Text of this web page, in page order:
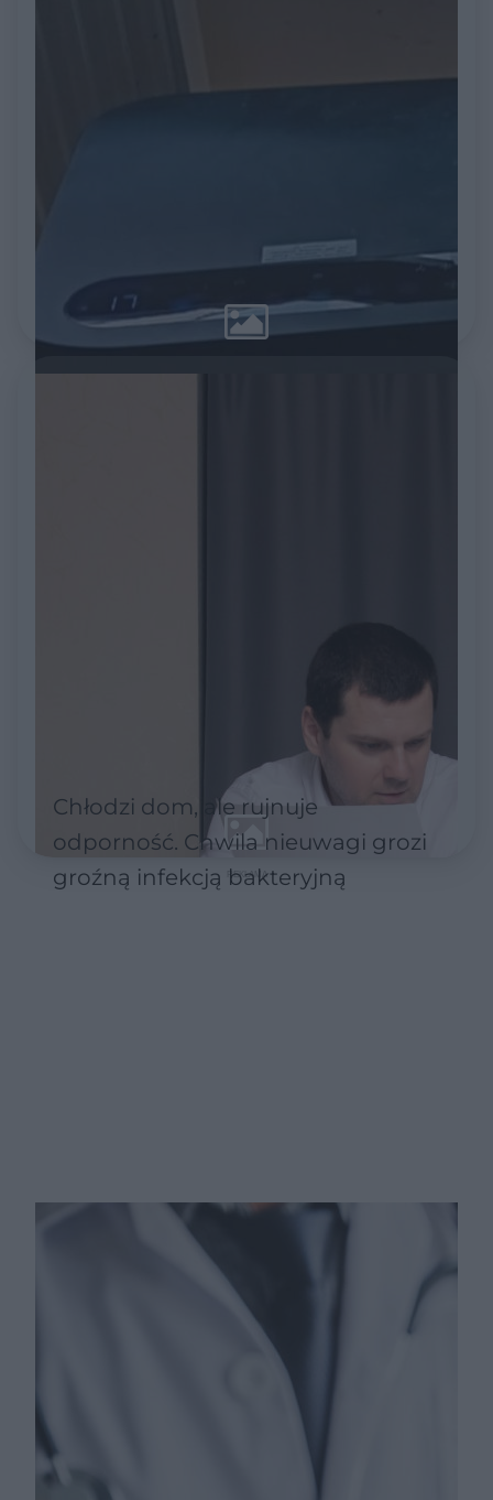
Chłodzi dom, ale rujnuje
odporność. Chwila nieuwagi grozi
groźną infekcją bakteryjną
Po diagnozie nowotworu rachunki
rosną szybciej, niż się wydaje. Te
wydatki najczęściej zaskakują